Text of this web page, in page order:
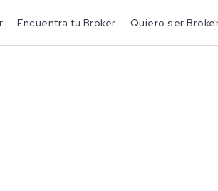
Encuentra tu Broker Quiero ser